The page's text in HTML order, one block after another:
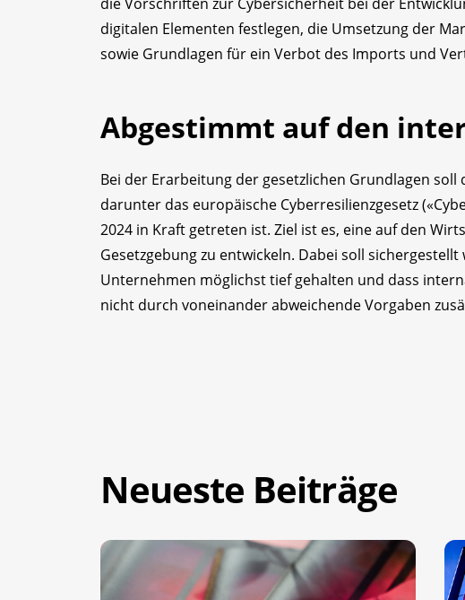
digitalen Elementen festlegen, die Umsetzung der
sowie Grundlagen für ein Verbot des Imports und
Abgestimmt auf den
Bei der Erarbeitung der gesetzlichen Grundlagen
darunter das europäische Cyberresilienzgesetz
2024 in Kraft getreten ist. Ziel ist es, eine auf den
Gesetzgebung zu entwickeln. Dabei soll
Unternehmen möglichst tief gehalten und dass
nicht durch voneinander abweichende Vorgaben
Neueste Beiträge